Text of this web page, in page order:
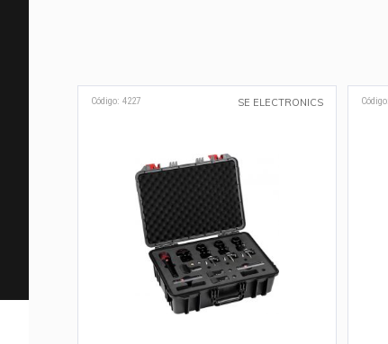
Código: 4227 SE ELECTRONICS